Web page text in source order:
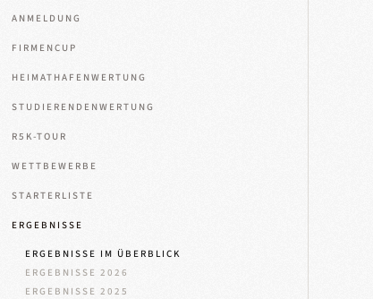
ANMELDUNG
FIRMENCUP
HEIMATHAFENWERTUNG
STUDIERENDENWERTUNG
R5K-TOUR
WETTBEWERBE
STARTERLISTE
ERGEBNISSE
ERGEBNISSE IM ÜBERBLICK
ERGEBNISSE 2026
ERGEBNISSE 2025